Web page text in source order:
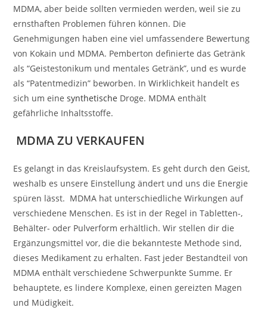
MDMA, aber beide sollten vermieden werden, weil sie zu
ernsthaften Problemen führen können. Die
Genehmigungen haben eine viel umfassendere Bewertung
von Kokain und MDMA. Pemberton definierte das Getränk
als “Geistestonikum und mentales Getränk”, und es wurde
als “Patentmedizin” beworben. In Wirklichkeit handelt es
sich um einesynthetische Droge. MDMA enthält
gefährliche Inhaltsstoffe.
MDMA ZU VERKAUFEN
Es gelangt in das Kreislaufsystem. Es geht durch den Geist,
weshalb es unsere Einstellung ändert und uns die Energie
spüren lässt. MDMA hat unterschiedliche Wirkungen auf
verschiedene Menschen. Es ist in der Regel in Tabletten-,
Behälter- oder Pulverform erhältlich. Wir stellen dir die
Ergänzungsmittel vor, die die bekannteste Methode sind,
dieses Medikament zu erhalten. Fast jeder Bestandteil von
MDMA enthält verschiedene Schwerpunkte Summe. Er
behauptete, es lindere Komplexe, einen gereizten Magen
und Müdigkeit.